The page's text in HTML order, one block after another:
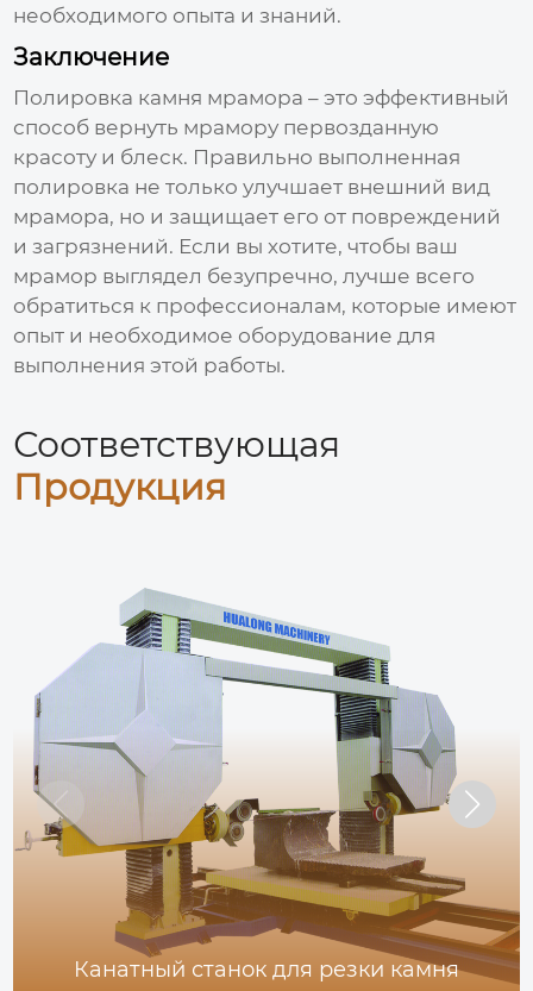
необходимого опыта и знаний.
Заключение
Полировка камня мрамора – это эффективный
способ вернуть мрамору первозданную
красоту и блеск. Правильно выполненная
полировка не только улучшает внешний вид
мрамора, но и защищает его от повреждений
и загрязнений. Если вы хотите, чтобы ваш
мрамор выглядел безупречно, лучше всего
обратиться к профессионалам, которые имеют
опыт и необходимое оборудование для
выполнения этой работы.
Соответствующая
Продукция
Канатный станок для резки камня